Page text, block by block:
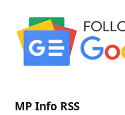
MP Info RSS